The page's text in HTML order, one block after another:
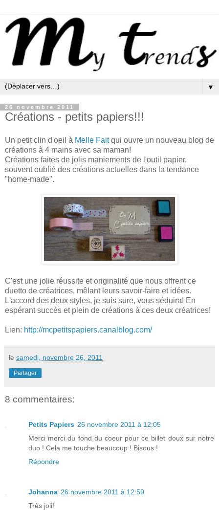
▼
26 novembre 2011
Créations - petits papiers!!!
Un petit clin d'oeil à Melle Faitqui ouvre un nouveau blog de
créations à 4 mains avec sa maman!
Créations faites de jolis maniements de l'outil papier,
souvent oublié des créations actuelles dans la tendance
"home-made".
C'est une jolie réussite et originalité que nous offrent ce
duetto de créatrices, mêlant leurs savoir-faire et idées.
L'accord des deux styles, je suis sure, vous séduira! En
espérant succès et plein de créations à ces deux créatrices!
Lien: http://mcpetitspapiers.canalblog.com/
le samedi, novembre 26, 2011
Partager
8 commentaires:
Petits Papiers 26 novembre 2011 à 12:05
Merci merci du fond du coeur pour ce billet doux sur notre
duo ! Cela me touche beaucoup ! Bisous !
Répondre
Johanna 26 novembre 2011 à 12:59
Très joli!